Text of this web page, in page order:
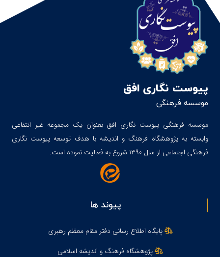
پیوست نگاری افق
موسسه فرهنگی
موسسه فرهنگی پیوست نگاری افق بعنوان یک مجموعه غیر انتفاعی
وابسته به پژوهشگاه فرهنگ و اندیشه با هدف توسعه پیوست نگاری
فرهنگی اجتماعی از سال 1390 شروع به فعالیت نموده است.
پیوند ها
پایگاه اطلاع رسانی دفتر مقام معظم رهبری
پژوهشگاه فرهنگ و اندیشه اسلامی